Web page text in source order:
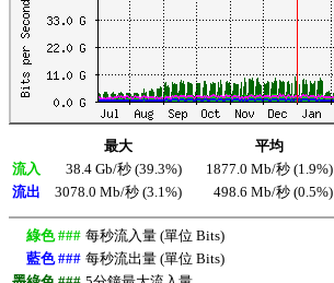
最大 平均
流入
38.4 Gb/秒 (39.3%) 1877.0 Mb/秒 (1.9%)
流出
3078.0 Mb/秒 (3.1%) 498.6 Mb/秒 (0.5%)
綠色 ### 每秒流入量 (單位 Bits)
藍色 ### 每秒流出量 (單位 Bits)